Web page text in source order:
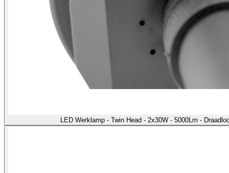
LED Werklamp - Twin Head - 2x30W - 5000Lm -